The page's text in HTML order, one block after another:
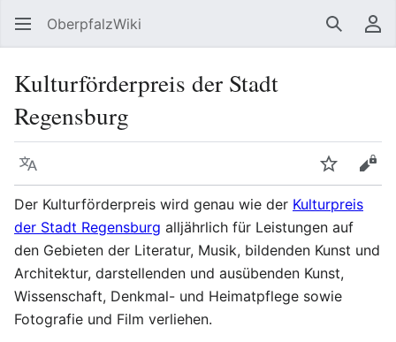
OberpfalzWiki Suchen
Kulturförderpreis der Stadt
Regensburg
Sprache
Der Kulturförderpreis wird genau wie der Kulturpreis
der Stadt Regensburg alljährlich für Leistungen auf
den Gebieten der Literatur, Musik, bildenden Kunst und
Architektur, darstellenden und ausübenden Kunst,
Wissenschaft, Denkmal- und Heimatpflege sowie
Fotografie und Film verliehen.